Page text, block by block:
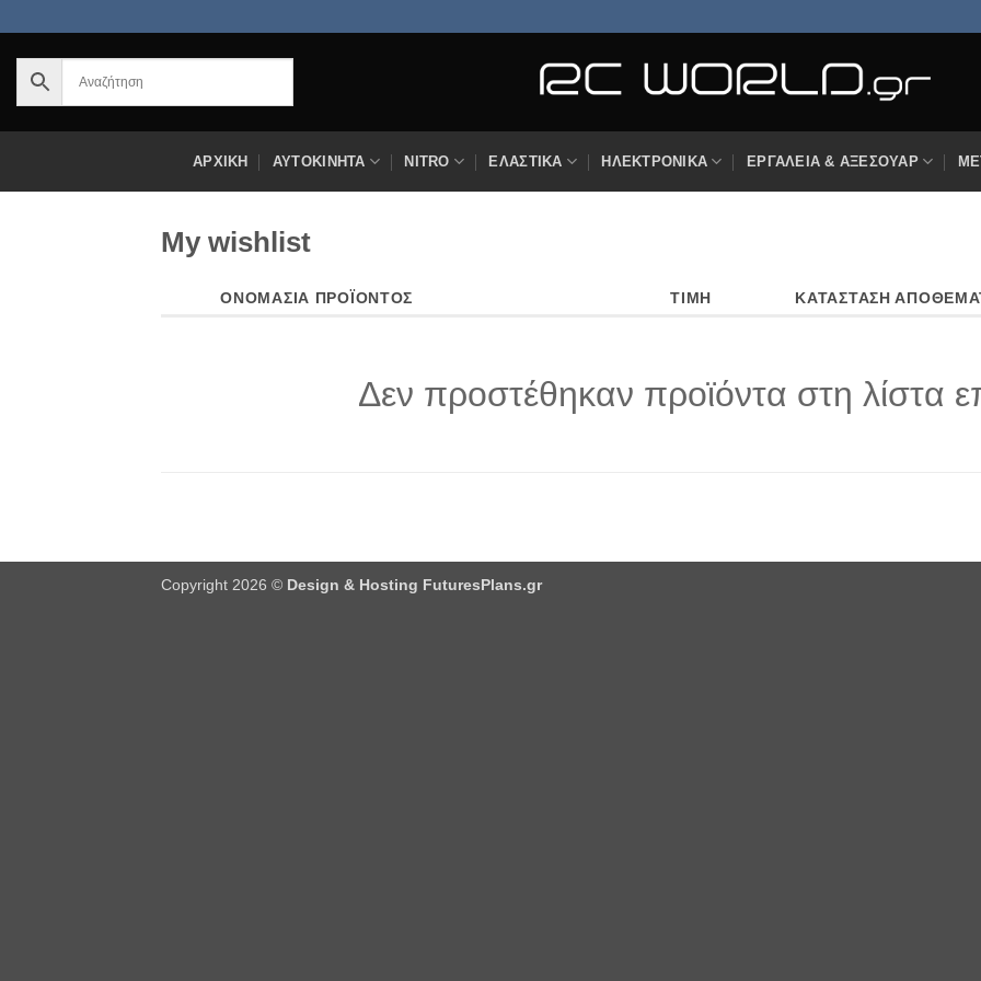
ΑΡΧΙΚΉ ΑΥΤΟΚΊΝΗΤΑ NITRO ΕΛΑΣΤΙΚΆ ΗΛΕΚΤΡΟΝΙΚΆ ΕΡΓΑΛΕΊΑ & ΑΞΕΣΟΥΆΡ
My wishlist
ΟΝΟΜΑΣΊΑ ΠΡΟΪΌΝΤΟΣ ΤΙΜΉ ΚΑΤΆΣΤΑΣΗ
Δεν προστέθηκαν προϊόντα στη λίστα
Copyright 2026 © Design & Hosting FuturesPlans.gr